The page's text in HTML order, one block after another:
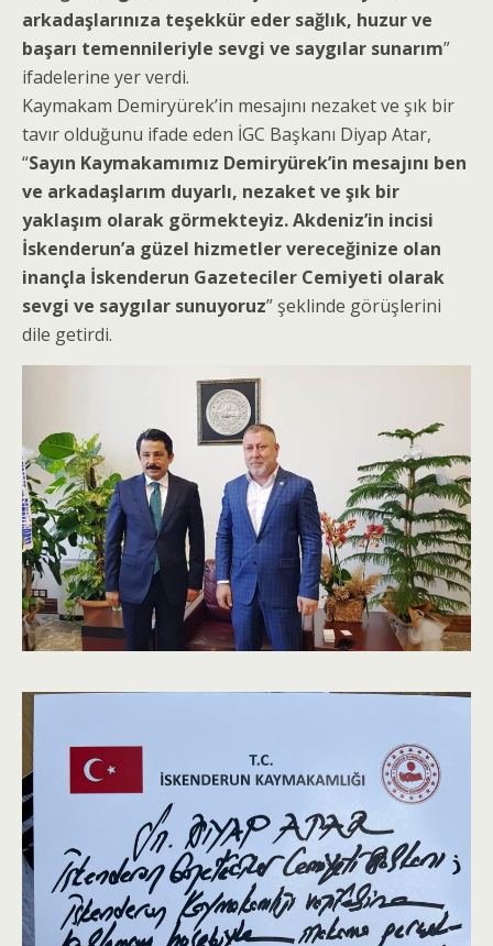
arkadaşlarınıza teşekkür eder sağlık, huzur ve
başarı temennileriyle sevgi ve saygılar sunarım”
ifadelerine yer verdi.
Kaymakam Demiryürek’in mesajını nezaket ve şık bir
tavır olduğunu ifade eden İGC Başkanı Diyap Atar,
“Sayın Kaymakamımız Demiryürek’in mesajını ben
ve arkadaşlarım duyarlı, nezaket ve şık bir
yaklaşım olarak görmekteyiz. Akdeniz’in incisi
İskenderun’a güzel hizmetler vereceğinize olan
inançla İskenderun Gazeteciler Cemiyeti olarak
sevgi ve saygılar sunuyoruz” şeklinde görüşlerini
dile getirdi.